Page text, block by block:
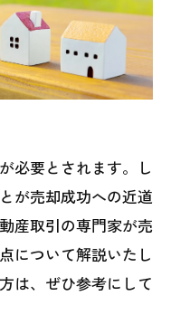
必要とされます。し
が売却成功への近道
産取引の専門家が売
について解説いたし
は、ぜひ参考にして